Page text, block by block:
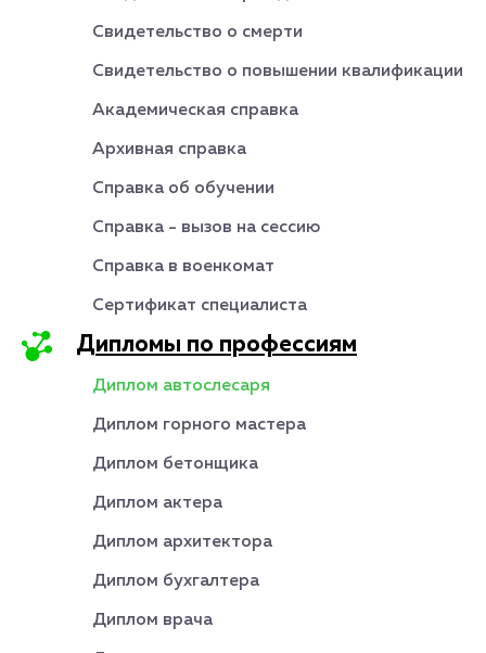
Свидетельство о смерти
Свидетельство о повышении квалификации
Академическая справка
Архивная справка
Справка об обучении
Справка - вызов на сессию
Справка в военкомат
Сертификат специалиста
Дипломы по профессиям
Диплом автослесаря
Диплом горного мастера
Диплом бетонщика
Диплом актера
Диплом архитектора
Диплом бухгалтера
Диплом врача